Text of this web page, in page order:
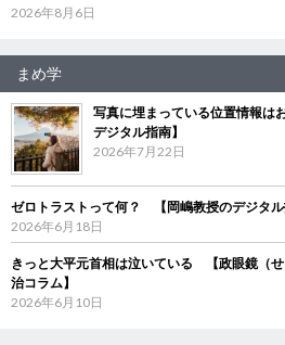
2026年8月6日
まめ学
写真に埋まっている位置情報
デジタル指南】
2026年7月22日
ゼロトラストって何？ 【岡嶋教授のデジタル
2026年6月18日
きっと大平元首相は泣いている 【政眼鏡（
治コラム】
2026年6月10日